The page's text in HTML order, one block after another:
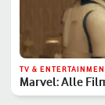
TV &
Marvel: Alle
Reihenfolge